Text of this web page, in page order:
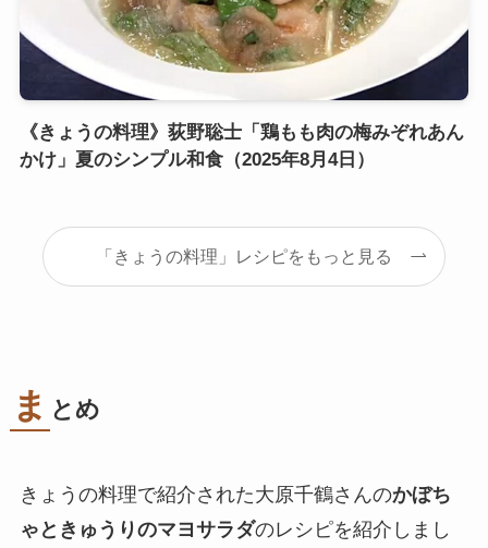
《きょうの料理》荻野聡士「鶏もも肉の梅みぞれあん
かけ」夏のシンプル和食（2025年8月4日）
「きょうの料理」レシピをもっと見る
ま とめ
きょうの料理で紹介された大原千鶴さんのかぼち
ゃときゅうりのマヨサラダのレシピを紹介しまし